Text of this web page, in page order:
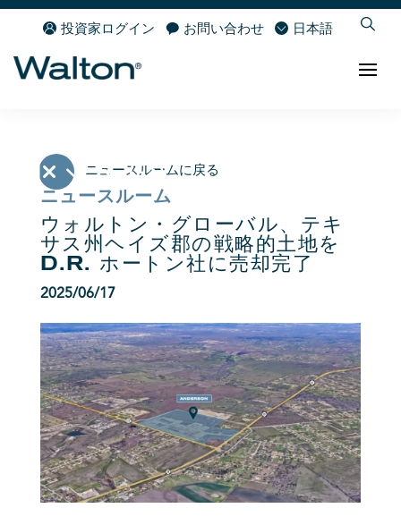
投資家ログイン お問い合わせ 日本語
ニュースルームに戻る
ニュースルーム
ウォルトン・グローバル、テキ
サス州ヘイズ郡の戦略的土地を
D.R. ホートン社に売却完了
2025/06/17